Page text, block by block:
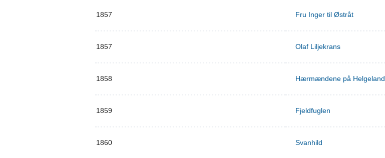
1857 Fru Inger til Østråt
1857 Olaf Liljekrans
1858 Hærmændene på Helgeland
1859 Fjeldfuglen
1860 Svanhild